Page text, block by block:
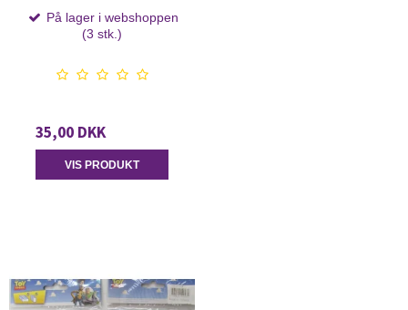
På lager i webshoppen
(3 stk.)
35,00 DKK
VIS PRODUKT